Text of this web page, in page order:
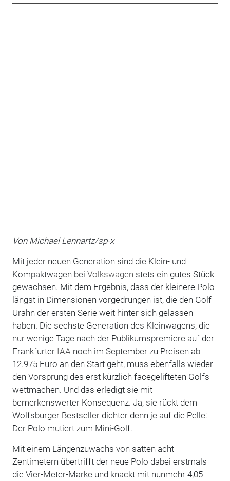
Von Michael Lennartz/sp-x
Mit jeder neuen Generation sind die Klein- und
Kompaktwagen bei Volkswagen stets ein gutes Stück
gewachsen. Mit dem Ergebnis, dass der kleinere Polo
längst in Dimensionen vorgedrungen ist, die den Golf-
Urahn der ersten Serie weit hinter sich gelassen
haben. Die sechste Generation des Kleinwagens, die
nur wenige Tage nach der Publikumspremiere auf der
Frankfurter IAA noch im September zu Preisen ab
12.975 Euro an den Start geht, muss ebenfalls wieder
den Vorsprung des erst kürzlich facegelifteten Golfs
wettmachen. Und das erledigt sie mit
bemerkenswerter Konsequenz. Ja, sie rückt dem
Wolfsburger Bestseller dichter denn je auf die Pelle:
Der Polo mutiert zum Mini-Golf.
Mit einem Längenzuwachs von satten acht
Zentimetern übertrifft der neue Polo dabei erstmals
die Vier-Meter-Marke und knackt mit nunmehr 4,05